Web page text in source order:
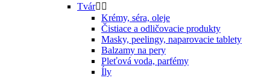
Tvár 
Krémy, séra, oleje
Čistiace a odličovacie produkty
Masky, peelingy, naparovacie tablety
Balzamy na pery
Pleťová voda, parfémy
Íly